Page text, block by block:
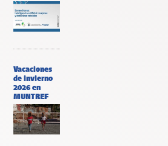
Vacaciones
de invierno
2026 en
MUNTREF